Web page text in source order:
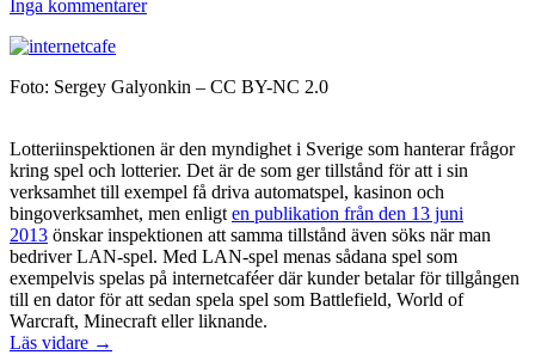
Inga kommentarer
Foto: Sergey Galyonkin – CC BY-NC 2.0
Lotteriinspektionen är den myndighet i Sverige som hanterar frågor
kring spel och lotterier. Det är de som ger tillstånd för att i sin
verksamhet till exempel få driva automatspel, kasinon och
bingoverksamhet, men enligt en publikation från den 13 juni
2013 önskar inspektionen att samma tillstånd även söks när man
bedriver LAN-spel. Med LAN-spel menas sådana spel som
exempelvis spelas på internetcaféer där kunder betalar för tillgången
till en dator för att sedan spela spel som Battlefield, World of
Warcraft, Minecraft eller liknande.
Läs vidare →